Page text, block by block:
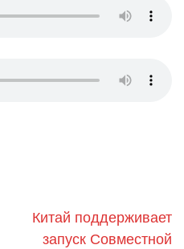
Китай поддерживает
запуск Совместной